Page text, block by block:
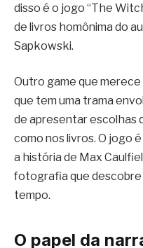
disso é o jogo “The
de livros homônima do
Sapkowski.
Outro game que merece
que tem uma trama
de apresentar escolhas
como nos livros. O jogo
a história de Max
fotografia que
tempo.
O papel da